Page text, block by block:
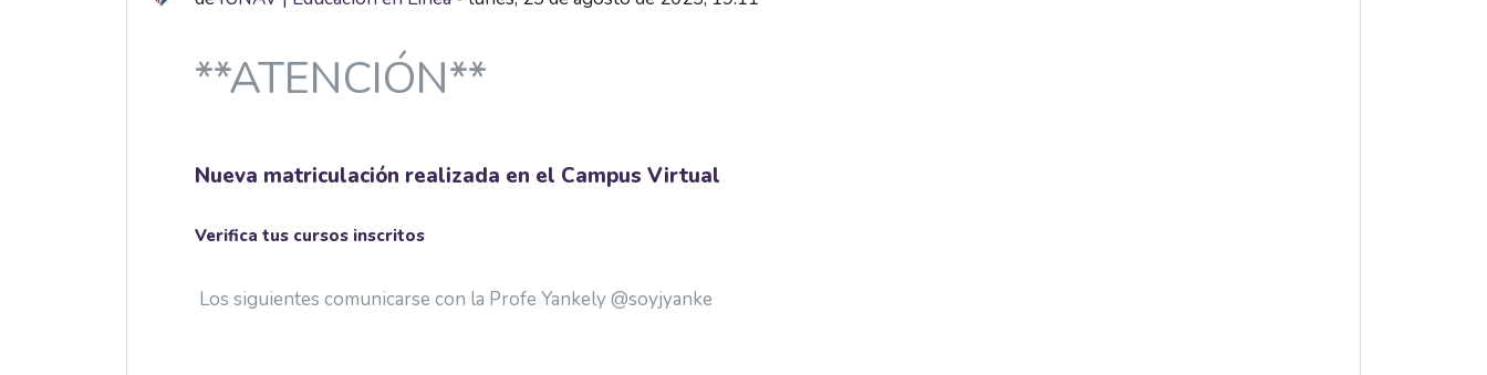
**ATENCIÓN**
Nueva matriculación realizada en el Campus Virtual
Verifica tus cursos inscritos
Los siguientes comunicarse con la Profe Yankely @soyjyanke